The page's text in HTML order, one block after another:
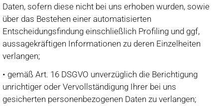
Daten, sofern diese nicht bei uns erhoben wurden, sowie
über das Bestehen einer automatisierten
Entscheidungsfindung einschließlich Profiling und ggf,
aussagekräftigen Informationen zu deren Einzelheiten
verlangen;
• gemäß Art. 16 DSGVO unverzüglich die Berichtigung
unrichtiger oder Vervollständigung Ihrer bei uns
gesicherten personenbezogenen Daten zu verlangen;